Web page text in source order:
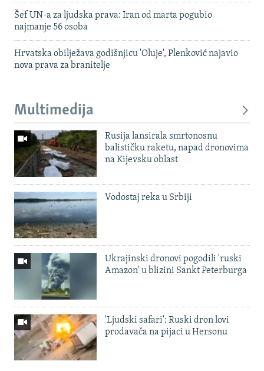
Šef UN-a za ljudska prava: Iran od marta pogubio
najmanje 56 osoba
Hrvatska obilježava godišnjicu 'Oluje', Plenković najavio
nova prava za branitelje
Multimedija
Rusija lansirala smrtonosnu
balističku raketu, napad dronovima
na Kijevsku oblast
Vodostaj reka u Srbiji
Ukrajinski dronovi pogodili 'ruski
Amazon' u blizini Sankt Peterburga
'Ljudski safari': Ruski dron lovi
prodavača na pijaci u Hersonu